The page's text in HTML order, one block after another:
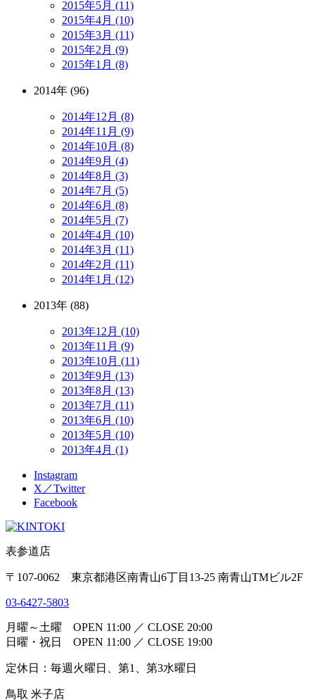
2015年5月 (11)
2015年4月 (10)
2015年3月 (11)
2015年2月 (9)
2015年1月 (8)
2014年 (96)
2014年12月 (8)
2014年11月 (9)
2014年10月 (8)
2014年9月 (4)
2014年8月 (3)
2014年7月 (5)
2014年6月 (8)
2014年5月 (7)
2014年4月 (10)
2014年3月 (11)
2014年2月 (11)
2014年1月 (12)
2013年 (88)
2013年12月 (10)
2013年11月 (9)
2013年10月 (11)
2013年9月 (13)
2013年8月 (13)
2013年7月 (11)
2013年6月 (10)
2013年5月 (10)
2013年4月 (1)
Instagram
X／Twitter
Facebook
表参道店
〒107-0062 東京都港区南青山6丁目13-25 南青山TMビル2F
03-6427-5803
月曜～土曜 OPEN 11:00 ／ CLOSE 20:00
日曜・祝日 OPEN 11:00 ／ CLOSE 19:00
定休日：毎週火曜日、第1、第3水曜日
鳥取 米子店